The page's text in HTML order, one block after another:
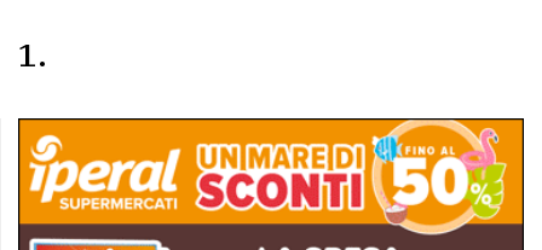
Privacy
Cookie
policy
1